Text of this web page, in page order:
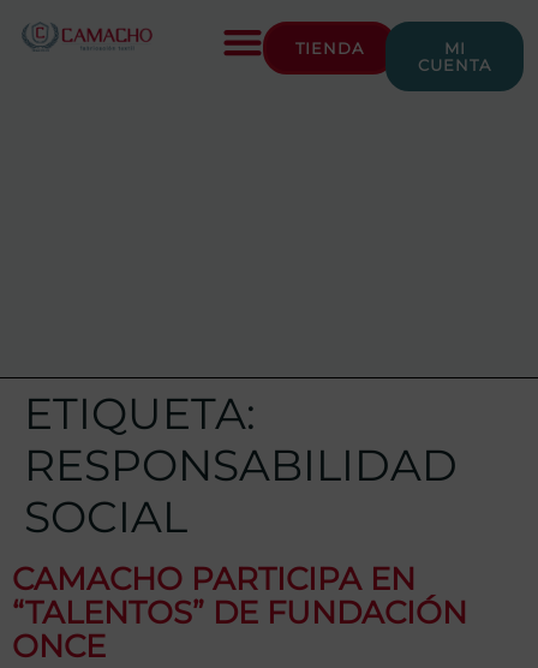
TIENDA
MI
CUENTA
ETIQUETA:
RESPONSABILIDAD
SOCIAL
CAMACHO PARTICIPA EN
“TALENTOS” DE FUNDACIÓN
ONCE